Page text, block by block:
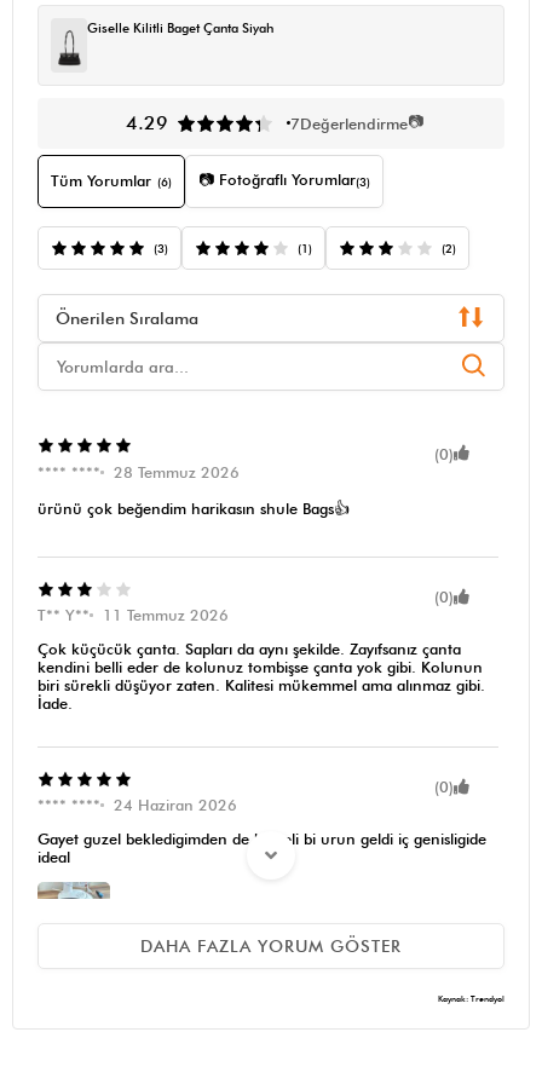
Giselle Kilitli Baget Çanta Siyah
4.29 7Değerlendirme📷
Tüm Yorumlar (6) 📷 Fotoğraflı Yorumlar(3)
(3) (1) (2)
Önerilen Sıralama
(0)
**** ****
28 Temmuz 2026
ürünü çok beğendim harikasın shule Bags👍
(0)
T** Y**
11 Temmuz 2026
Çok küçücük çanta. Sapları da aynı şekilde. Zayıfsanız çanta
kendini belli eder de kolunuz tombişse çanta yok gibi. Kolunun
biri sürekli düşüyor zaten. Kalitesi mükemmel ama alınmaz gibi.
İade.
(0)
**** ****
24 Haziran 2026
Gayet guzel bekledigimden de kaliteli bi urun geldi iç genisligide
ideal
DAHA FAZLA YORUM GÖSTER
Kaynak: Trendyol